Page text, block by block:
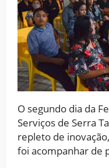
O segundo dia da
Serviços de Serra
repleto de
foi acompanhar de